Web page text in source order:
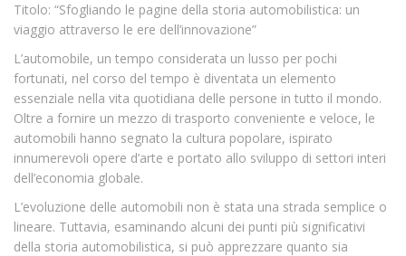
Titolo: “Sfogliando le pagine della storia automobilistica: un
viaggio attraverso le ere dell’innovazione”
L’automobile, un tempo considerata un lusso per pochi
fortunati, nel corso del tempo è diventata un elemento
essenziale nella vita quotidiana delle persone in tutto il mondo.
Oltre a fornire un mezzo di trasporto conveniente e veloce, le
automobili hanno segnato la cultura popolare, ispirato
innumerevoli opere d’arte e portato allo sviluppo di settori interi
dell’economia globale.
L’evoluzione delle automobili non è stata una strada semplice o
lineare. Tuttavia, esaminando alcuni dei punti più significativi
della storia automobilistica, si può apprezzare quanto sia